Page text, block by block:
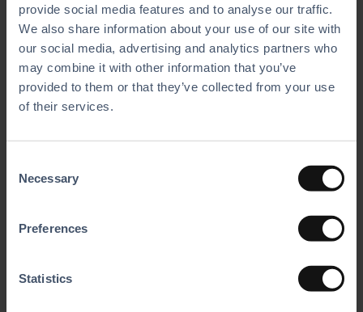
provide social media features and to analyse our traffic.
We also share information about your use of our site with
our social media, advertising and analytics partners who
may combine it with other information that you’ve
provided to them or that they’ve collected from your use
of their services.
Necessary
Preferences
Statistics
reservas y soluciones de gestión todo en uno o
personalizadas.
Parques de Trampolines